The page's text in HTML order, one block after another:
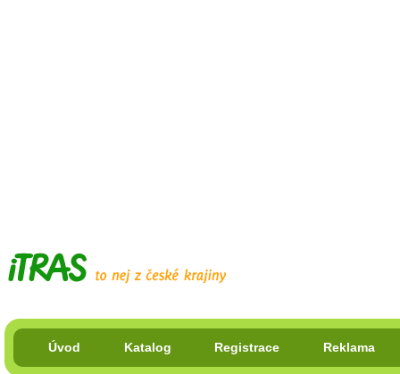
Úvod Katalog Registrace Reklama